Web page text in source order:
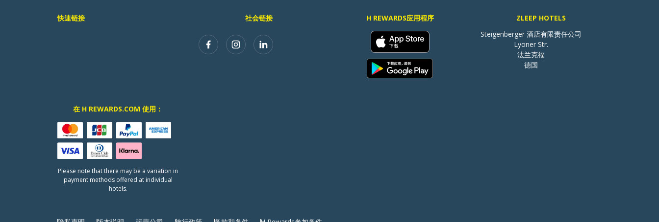
快速链接 社会链接 H REWARDS应用程序
ZLEEP HOTELS
Steigenberger 酒店有限责任公司
Lyoner Str.
法兰克福
德国
在 H REWARDS.COM 使用：
Please note that there may be a variation in
payment methods offered at individual
hotels.